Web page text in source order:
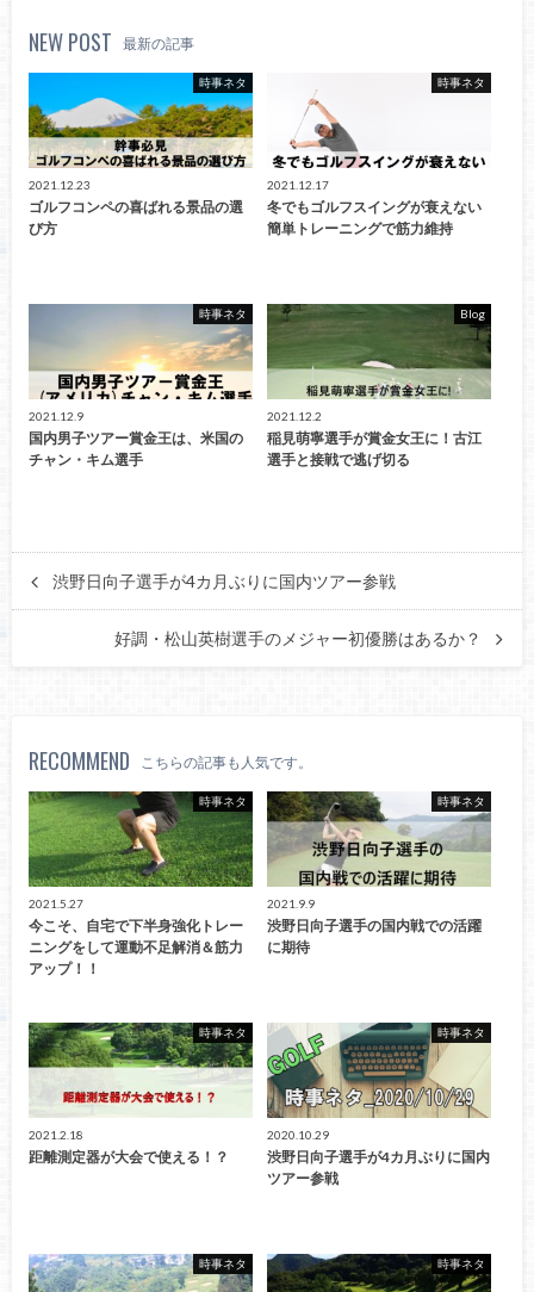
NEW POST 最新の記事
時事ネタ
2021.12.23
ゴルフコンペの喜ばれる景品の選
び方
時事ネタ
2021.12.17
冬でもゴルフスイングが衰えない
簡単トレーニングで筋力維持
時事ネタ
2021.12.9
国内男子ツアー賞金王は、米国の
チャン・キム選手
Blog
2021.12.2
稲見萌寧選手が賞金女王に！古江
選手と接戦で逃げ切る
渋野日向子選手が4カ月ぶりに国内ツアー参戦
好調・松山英樹選手のメジャー初優勝はあるか？
RECOMMEND こちらの記事も人気です。
時事ネタ
2021.5.27
今こそ、自宅で下半身強化トレー
ニングをして運動不足解消＆筋力
アップ！！
時事ネタ
2021.9.9
渋野日向子選手の国内戦での活躍
に期待
時事ネタ
2021.2.18
距離測定器が大会で使える！？
時事ネタ
2020.10.29
渋野日向子選手が4カ月ぶりに国内
ツアー参戦
時事ネタ 時事ネタ